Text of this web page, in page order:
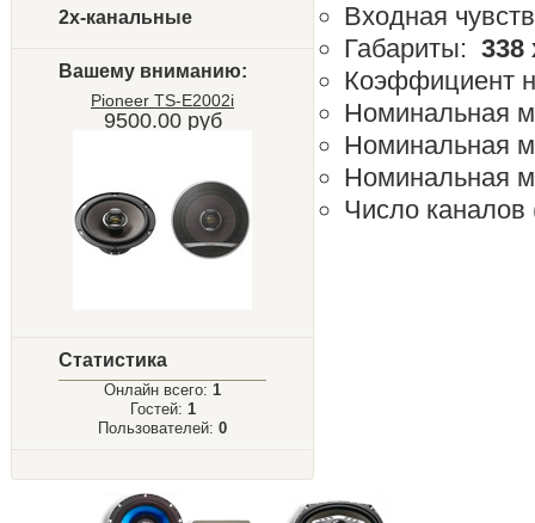
2х-канальные
Вашему вниманию:
Pioneer TS-E2002i
9500.00 руб
Статистика
Онлайн всего: 1
Гостей: 1
Пользователей: 0
Входная
Габариты: 338
Коэффициент
Номинальная
Номинальная
Номинальная
Число